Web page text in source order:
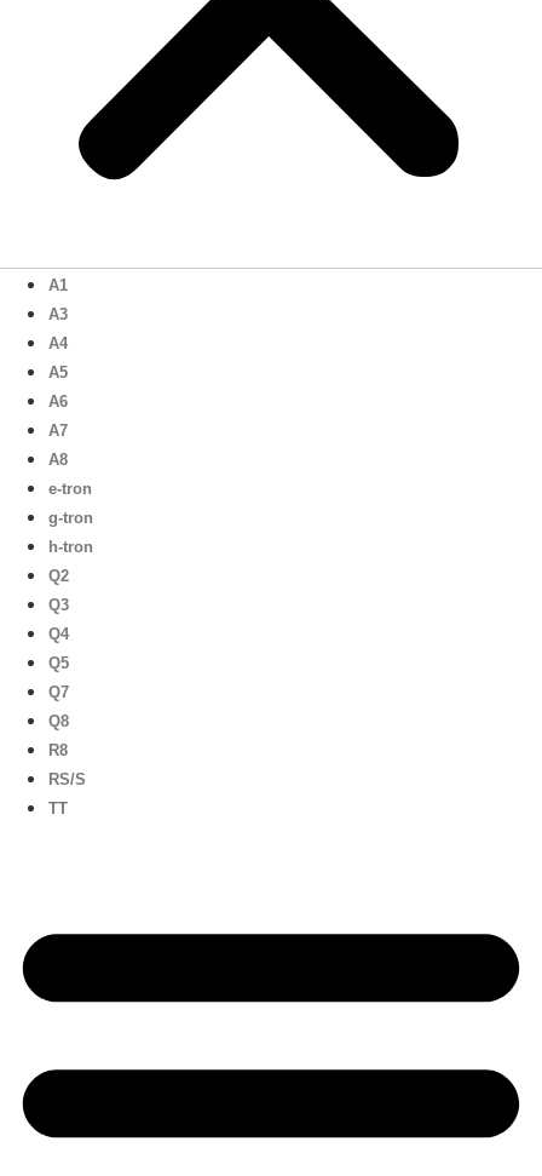
A1
A3
A4
A5
A6
A7
A8
e-tron
g-tron
h-tron
Q2
Q3
Q4
Q5
Q7
Q8
R8
RS/S
TT